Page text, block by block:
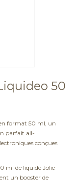
50
format 50 ml, un
parfait all-
conçues
ml de liquide Jolie
un booster de